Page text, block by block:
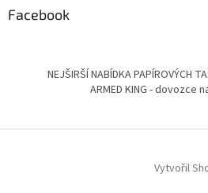
Facebook
NEJŠIRŠÍ NABÍDKA PAPÍROVÝCH
ARMED KING - dovozce
Vytvořil